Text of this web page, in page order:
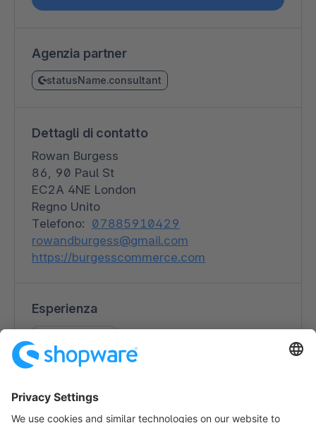
Agenzia partner
statusName.consultant
Dettagli di contatto
Rowan Burgess
86, 90 Paul St
EC2A 4NE London
Regno Unito
Telefono: 07885910429
rowandburgess@gmail.com
https://burgesscommerce.com
Esperienza
Aree di interesse
B2C Sviluppo di app
Design